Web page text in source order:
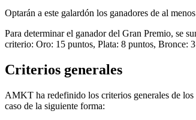
Optarán a este galardón los ganadores de al
Para determinar el ganador del Gran Premio, se
criterio: Oro: 15 puntos, Plata: 8 puntos, Bronce:
Criterios generales
AMKT ha redefinido los criterios generales de
caso de la siguiente forma: